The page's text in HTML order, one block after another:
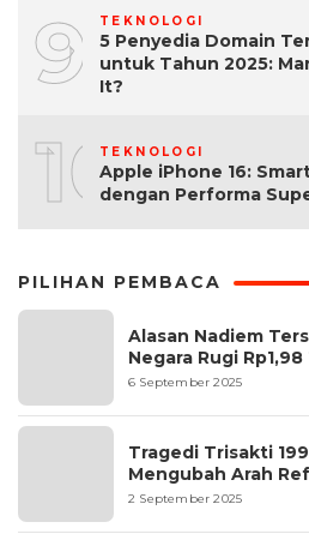
9 TEKNOLOGI
5 Penyedia Domain
untuk Tahun 2025:
It?
10TEKNOLOGI
Apple iPhone 16:
dengan Performa
PILIHAN PEMBACA
Alasan Nadiem
Negara Rugi
6 September 2025
Tragedi Trisakti
Mengubah Arah
2 September 2025